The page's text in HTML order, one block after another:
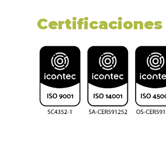
Certificaciones